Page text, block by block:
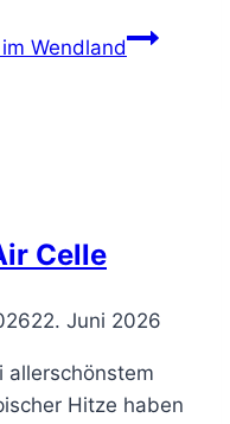
Wendland
Celle
22. Juni 2026
allerschönstem
Hitze haben